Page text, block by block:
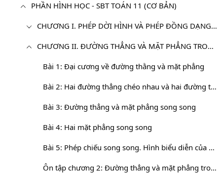
PHẦN HÌNH HỌC - SBT TOÁN 11 (CƠ BẢN)
CHƯƠNG I. PHÉP DỜI HÌNH VÀ PHÉP ĐỒNG DẠNG TRONG MẶT PHẲNG
CHƯƠNG II. ĐƯỜNG THẲNG VÀ MẶT PHẲNG TRONG KHÔNG GIAN. QUAN HỆ SONG SONG
Bài 1: Đại cương về đường thằng và mặt phẳng
Bài 2: Hai đường thẳng chéo nhau và hai đường thẳng song song
Bài 3: Đường thẳng và mặt phẳng song song
Bài 4: Hai mặt phẳng song song
Bài 5: Phép chiếu song song. Hình biểu diễn của một hình không gian
Ôn tập chương 2: Đường thẳng và mặt phẳng trong không gian. Quan hệ song song - Câu hỏi và bài tập